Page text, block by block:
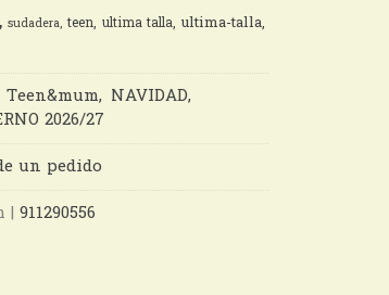
sudadera teen ultima talla ultima-talla
Teen&mum NAVIDAD
2026/27
un pedido
|911290556